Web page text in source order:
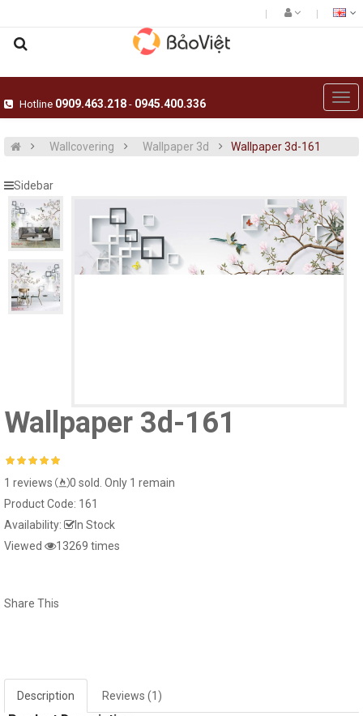
Hotline 0909.463.218 - 0945.400.336
Wallcovering Wallpaper 3d Wallpaper 3d-161
Sidebar
Wallpaper 3d-161
1 reviews
0 sold. Only 1 remain
Product Code: 161
Availability:
In Stock
Viewed
13269 times
Share This
Description Reviews (1)
Giấy dán tường hàn quốc 5001-15020-2
Giấy dán tường hàn quốc luxury 5001-
15018-4..
Giấy dán tường hàn quốc luxury 5001-
15022-1..
Giấy dán tường
Giấy dán tường
15021-1..
Window murals tr240